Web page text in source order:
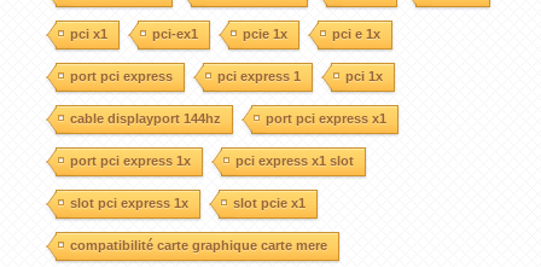
pci x1 pci-ex1 pcie 1x pci e 1x
port pci express pci express 1 pci 1x
cable displayport 144hz port pci express x1
port pci express 1x pci express x1 slot
slot pci express 1x slot pcie x1
compatibilité carte graphique carte mere